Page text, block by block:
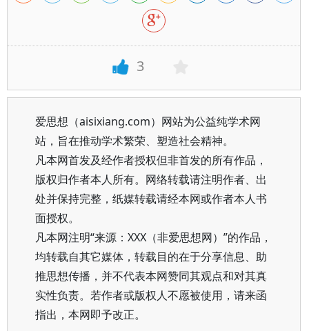
3
爱思想（aisixiang.com）网站为公益纯学术网
站，旨在推动学术繁荣、塑造社会精神。
凡本网首发及经作者授权但非首发的所有作品，
版权归作者本人所有。网络转载请注明作者、出
处并保持完整，纸媒转载请经本网或作者本人书
面授权。
凡本网注明“来源：XXX（非爱思想网）”的作品，
均转载自其它媒体，转载目的在于分享信息、助
推思想传播，并不代表本网赞同其观点和对其真
实性负责。若作者或版权人不愿被使用，请来函
指出，本网即予改正。